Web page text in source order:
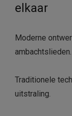
elkaar
Moderne
ambachtslieden.
Traditionele
uitstraling.